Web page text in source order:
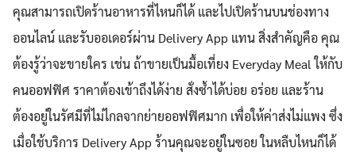
คุณสามารถเปิดร้านอาหารที่ไหนก็ได้ และไปเปิดร้านบนช่องทาง
ออนไลน์ และรับออเดอร์ผ่าน Delivery App แทน สิ่งสำคัญคือ คุณ
ต้องรู้ว่าจะขายใคร เช่น ถ้าขายเป็นมื้อเที่ยง Everyday Meal ให้กับ
คนออฟฟิศ ราคาต้องเข้าถึงได้ง่าย สั่งซ้ำได้บ่อย อร่อย และร้าน
ต้องอยู่ในรัศมีที่ไม่ไกลจากย่ายออฟฟิศมาก เพื่อให้ค่าส่งไม่แพง ซึ่ง
เมื่อใช้บริการ Delivery App ร้านคุณจะอยู่ในซอย ในหลืบไหนก็ได้